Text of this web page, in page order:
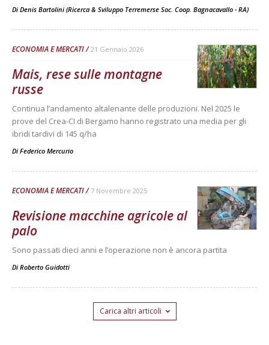
Di Denis Bartolini (Ricerca & Sviluppo Terremerse Soc. Coop. Bagnacavallo - RA)
ECONOMIA E MERCATI 21 Gennaio 2026
Mais, rese sulle montagne
russe
Continua l’andamento altalenante delle produzioni. Nel 2025 le
prove del Crea-CI di Bergamo hanno registrato una media per gli
ibridi tardivi di 145 q/ha
Di Federico Mercurio
ECONOMIA E MERCATI 7 Novembre 2025
Revisione macchine agricole al
palo
Sono passati dieci anni e l’operazione non è ancora partita
Di Roberto Guidotti
Carica altri articoli